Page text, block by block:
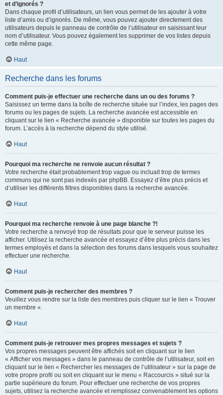
et d’ignorés ?
Dans chaque profil d’utilisateurs, un lien vous permet de les ajouter à votre
liste d’amis ou d’ignorés. De même, vous pouvez ajouter directement des
utilisateurs depuis le panneau de contrôle de l’utilisateur en saisissant leur
nom d’utilisateur. Vous pouvez également les supprimer de vos listes depuis
cette même page.
Haut
Recherche dans les forums
Comment puis-je effectuer une recherche dans un ou des forums ?
Saisissez un terme dans la boîte de recherche située sur l’index, les pages des
forums ou les pages de sujets. La recherche avancée est accessible en
cliquant sur le lien « Recherche avancée » disponible sur toutes les pages du
forum. L’accès à la recherche dépend du style utilisé.
Haut
Pourquoi ma recherche ne renvoie aucun résultat ?
Votre recherche était probablement trop vague ou incluait trop de termes
communs qui ne sont pas indexés par phpBB. Essayez d’être plus précis et
d’utiliser les différents filtres disponibles dans la recherche avancée.
Haut
Pourquoi ma recherche renvoie à une page blanche ?!
Votre recherche a renvoyé trop de résultats pour que le serveur puisse les
afficher. Utilisez la recherche avancée et essayez d’être plus précis dans les
termes employés et dans la sélection des forums dans lesquels vous souhaitez
effectuer une recherche.
Haut
Comment puis-je rechercher des membres ?
Veuillez vous rendre sur la liste des membres puis cliquer sur le lien « Trouver
un membre ».
Haut
Comment puis-je retrouver mes propres messages et sujets ?
Vos propres messages peuvent être affichés soit en cliquant sur le lien
« Afficher vos messages » dans le panneau de contrôle de l’utilisateur, soit en
cliquant sur le lien « Rechercher les messages de l’utilisateur » sur la page de
votre propre profil ou soit en cliquant sur le menu « Raccourcis » situé sur la
partie supérieure du forum. Pour effectuer une recherche de vos propres
sujets, utilisez la recherche avancée et remplissez convenablement les options